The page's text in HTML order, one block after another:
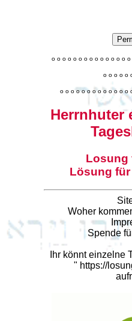
o o o o o o o o o o o o o o o
o o o o o
o o o o o o o o o o o o o
Herrnhuter
Losung
Lösung
Woher
Spende
Ihr könnt einzelne
" https://